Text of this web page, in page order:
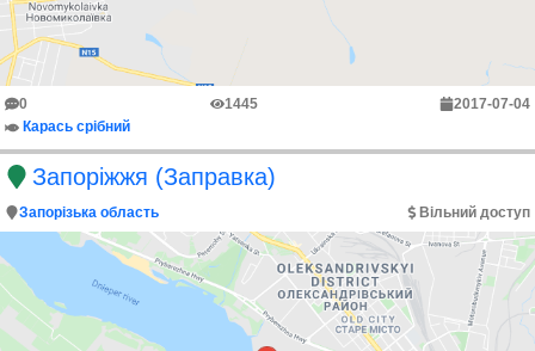
0 1445
2017-07-04
Карась срібний
Запоріжжя (Заправка)
Запорізька область Вільний доступ